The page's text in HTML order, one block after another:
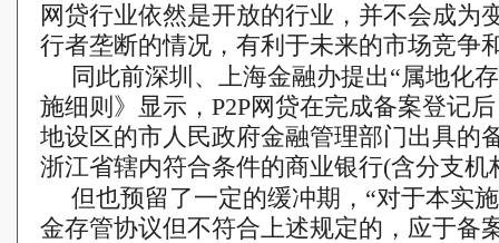
网贷行业依然是开放的行业，并不会成为
行者垄断的情况，有利于未来的市场竞争
同此前深圳、上海金融办提出“属地化
施细则》显示，P2P网贷在完成备案登记
地设区的市人民政府金融管理部门出具的
浙江省辖内符合条件的商业银行(含分支
但也预留了一定的缓冲期，“对于本实
金存管协议但不符合上述规定的，应于备